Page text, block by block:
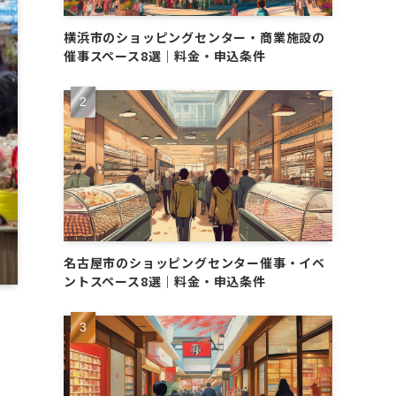
横浜市のショッピングセンター・商業施設の
催事スペース8選｜料金・申込条件
名古屋市のショッピングセンター催事・イベ
ントスペース8選｜料金・申込条件